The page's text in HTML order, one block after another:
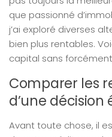
que passionné
j’ai exploré diverses
bien plus rentables.
capital sans
Comparer les
d’une décision
Avant toute chose, il